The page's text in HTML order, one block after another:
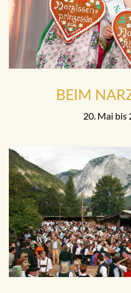
BEIM
20. Mai bis